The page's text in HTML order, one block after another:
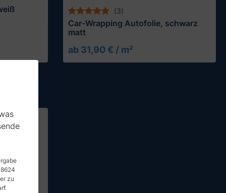
(3)
Car-Wrapping Autofolie, schwarz
matt
ab 31,90 € / m²Muster testen
zu